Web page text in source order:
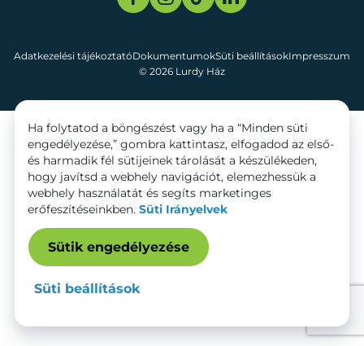
© 2026 Lurdy Ház
Adatkezelési tájékoztatóDokumentumokSüti beállításokImpresszum
Ha folytatod a böngészést vagy ha a “Minden süti
engedélyezése,” gombra kattintasz, elfogadod az első-
és harmadik fél sütijeinek tárolását a készülékeden,
hogy javítsd a webhely navigációt, elemezhessük a
webhely használatát és segíts marketinges
erőfeszítéseinkben. Süti Irányelvek
Sütik engedélyezése
Süti beállítások